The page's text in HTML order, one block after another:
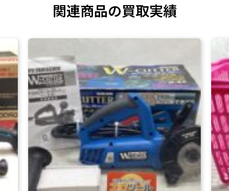
関連商品の買取実績